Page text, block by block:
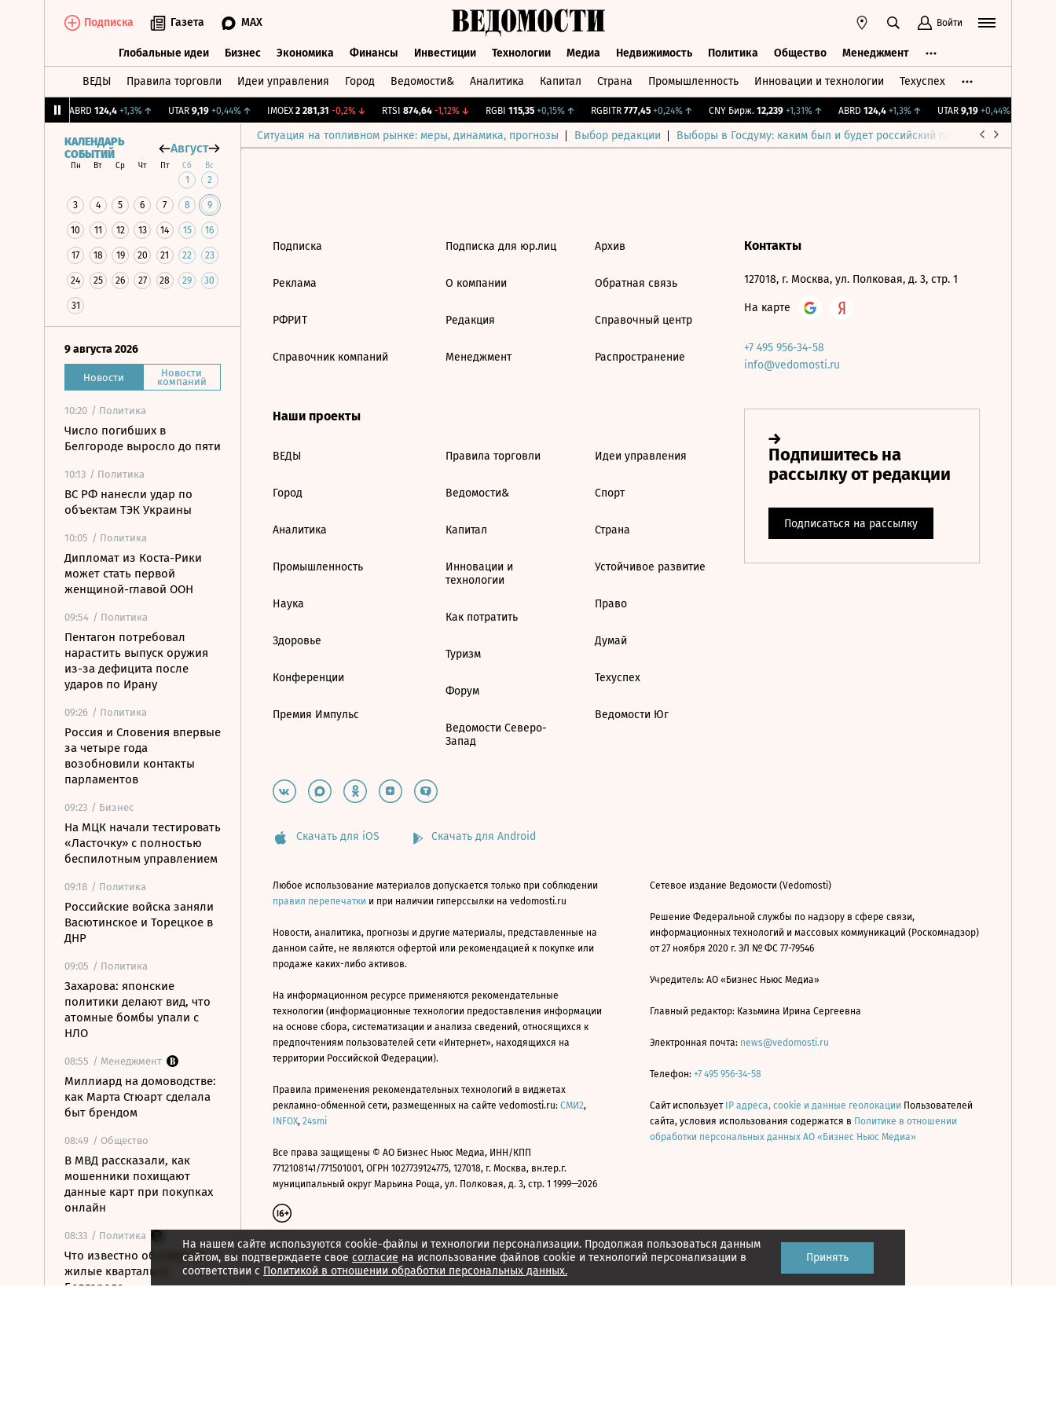
Подписка Газета MAX Войти
Глобальные идеи Бизнес Экономика Финансы Инвестиции Технологии Медиа Недвижимость Политика Общество Менеджмент
ВЕДЫ Правила торговли Идеи управления Город Ведомости& Аналитика Капитал Страна Промышленность Инновации и технологии Техуспех
ABRD 124,4 +1,3%↑ UTAR 9,19 +0,44%↑ IMOEX 2 281,31 -0,2%↓ RTSI 874,64 -1,12%↓ RGBI 115,35 +0,15%↑ RGBITR 777,45 +0,24%↑ CNY Бирж. 12,239 +1,31%↑ ABRD 124,4 +1,3%↑ UTAR 9,19 +0,44%↑
Ситуация на топливном рынке: меры, динамика, прогнозы Выбор редакции Выборы в Госдуму: каким был и будет российский парламент
КАЛЕНДАРЬ
СОБЫТИЙ
Август
Пн Вт Ср Чт Пт Сб Вс
1 2
3 4 5 6 7 8 9
10 11 12 13 14 15 16
17 18 19 20 21 22 23
24 25 26 27 28 29 30
31
9 августа 2026
Новости Новости
компаний
10:20 / Политика
Число погибших в
Белгороде выросло до пяти
10:13 / Политика
ВС РФ нанесли удар по
объектам ТЭК Украины
10:05 / Политика
Дипломат из Коста-Рики
может стать первой
женщиной-главой ООН
09:54 / Политика
Пентагон потребовал
нарастить выпуск оружия
из-за дефицита после
ударов по Ирану
09:26 / Политика
Россия и Словения впервые
за четыре года
возобновили контакты
парламентов
09:23 / Бизнес
На МЦК начали тестировать
«Ласточку» с полностью
беспилотным управлением
09:18 / Политика
Российские войска заняли
Васютинское и Торецкое в
ДНР
09:05 / Политика
Захарова: японские
политики делают вид, что
атомные бомбы упали с
НЛО
08:55 / Менеджмент
Миллиард на домоводстве:
как Марта Стюарт сделала
быт брендом
08:49 / Общество
В МВД рассказали, как
мошенники похищают
данные карт при покупках
онлайн
08:33 / Политика
Что известно об атаке на
жилые кварталы в
Белгороде
На нашем сайте используются cookie-файлы и технологии персонализации. Продолжая пользоваться данным
сайтом, вы подтверждаете свое согласие на использование файлов cookie и технологий персонализации в
соответствии с Политикой в отношении обработки персональных данных.
Принять
Подписка
Реклама
РФРИТ
Справочник компаний
Подписка для юр.лиц
О компании
Редакция
Менеджмент
Архив
Обратная связь
Справочный центр
Распространение
Наши проекты
ВЕДЫ
Город
Аналитика
Промышленность
Наука
Здоровье
Конференции
Премия Импульс
Правила торговли
Ведомости&
Капитал
Инновации и
технологии
Как потратить
Туризм
Форум
Ведомости Северо-
Запад
Идеи управления
Спорт
Страна
Устойчивое развитие
Право
Думай
Техуспех
Ведомости Юг
Контакты
127018, г. Москва, ул. Полковая, д. 3, стр. 1
На карте
+7 495 956-34-58
info@vedomosti.ru
Скачать для iOS Скачать для Android
Любое использование материалов допускается только при соблюдении
правил перепечатки и при наличии гиперссылки на vedomosti.ru
Новости, аналитика, прогнозы и другие материалы, представленные на
данном сайте, не являются офертой или рекомендацией к покупке или
продаже каких-либо активов.
На информационном ресурсе применяются рекомендательные
технологии (информационные технологии предоставления информации
на основе сбора, систематизации и анализа сведений, относящихся к
предпочтениям пользователей сети «Интернет», находящихся на
территории Российской Федерации).
Правила применения рекомендательных технологий в виджетах
рекламно-обменной сети, размещенных на сайте vedomosti.ru: СМИ2,
INFOX, 24smi
Все права защищены © АО Бизнес Ньюс Медиа, ИНН/КПП
7712108141/771501001, ОГРН 1027739124775, 127018, г. Москва, вн.тер.г.
муниципальный округ Марьина Роща, ул. Полковая, д. 3, стр. 1 1999—2026
Сетевое издание Ведомости (Vedomosti)
Решение Федеральной службы по надзору в сфере связи,
информационных технологий и массовых коммуникаций (Роскомнадзор)
от 27 ноября 2020 г. ЭЛ № ФС 77-79546
Учредитель: АО «Бизнес Ньюс Медиа»
Главный редактор: Казьмина Ирина Сергеевна
Электронная почта: news@vedomosti.ru
Телефон: +7 495 956-34-58
Сайт использует IP адреса, cookie и данные геолокации Пользователей
сайта, условия использования содержатся в Политике в отношении
обработки персональных данных АО «Бизнес Ньюс Медиа»